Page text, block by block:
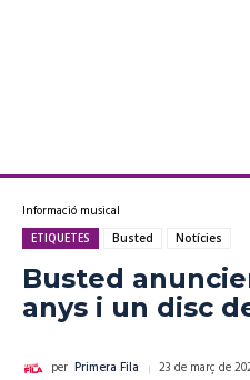
Informació musical
ETIQUETES Busted Notícies
Busted
anys i un disc
per Primera Fila 23 de març de